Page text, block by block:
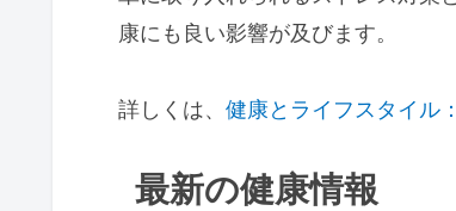
康にも良い影響が及びます。
詳しくは、 健康とライフスタイル
最新の健康情報